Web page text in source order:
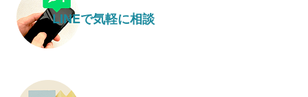
LINEで気軽に相談